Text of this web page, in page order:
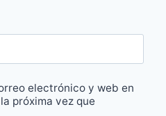
electrónico y web en
próxima vez que